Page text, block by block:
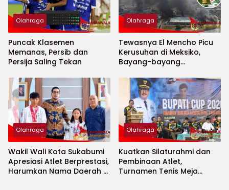
Olahraga
Puncak Klasemen
Memanas, Persib dan
Persija Saling Tekan
Olahraga
Tewasnya El Mencho Picu
Kerusuhan di Meksiko,
Bayang-bayang
2026 Menguat
Olahraga
Wakil Wali Kota Sukabumi
Apresiasi Atlet Berprestasi,
Harumkan Nama Daerah di
Olahraga
Kuatkan Silaturahmi dan
Pembinaan Atlet,
Turnamen Tenis Meja